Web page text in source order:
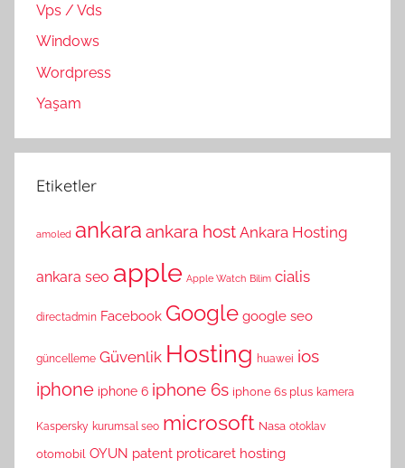
Vps / Vds
Windows
Wordpress
Yaşam
Etiketler
amoled ankara ankara host Ankara Hosting
ankara seo apple Apple Watch Bilim cialis
directadmin Facebook Google google seo
güncelleme Güvenlik Hosting huawei ios
iphone iphone 6 iphone 6s iphone 6s plus kamera
Kaspersky kurumsal seo microsoft Nasa otoklav
otomobil OYUN patent proticaret hosting